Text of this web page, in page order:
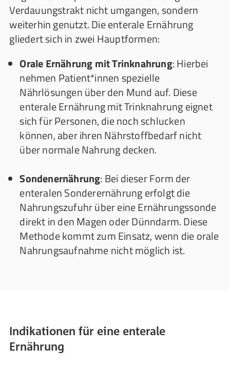
Verdauungstrakt nicht umgangen, sondern
weiterhin genutzt. Die enterale Ernährung
gliedert sich in zwei Hauptformen:
Orale Ernährung mit Trinknahrung: Hierbei
nehmen Patient*innen spezielle
Nährlösungen über den Mund auf. Diese
enterale Ernährung mit Trinknahrung eignet
sich für Personen, die noch schlucken
können, aber ihren Nährstoffbedarf nicht
über normale Nahrung decken.
Sondenernährung: Bei dieser Form der
enteralen Sonderernährung erfolgt die
Nahrungszufuhr über eine Ernährungssonde
direkt in den Magen oder Dünndarm. Diese
Methode kommt zum Einsatz, wenn die orale
Nahrungsaufnahme nicht möglich ist.
Indikationen für eine enterale
Ernährung